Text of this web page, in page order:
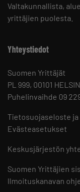
Valtakunnallista,
yrittäjien puolesta.
Yhteystiedot
Suomen Yrittäjät
PL 999, 00101
Puhelinvaihde 09
Tietosuojaseloste
Evästeasetukset
Keskusjärjestön
Suomen Yrittäjien
Ilmoituskanavan